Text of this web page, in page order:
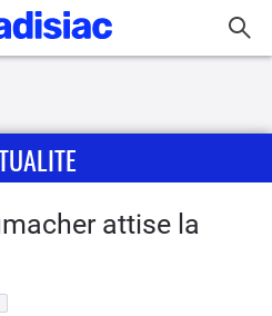
attise la